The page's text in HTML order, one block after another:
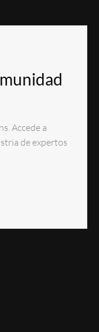
Accede a
de expertos